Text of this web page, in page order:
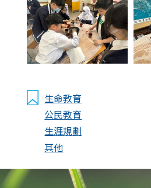
生命教育
公民教育
生涯規劃
其他